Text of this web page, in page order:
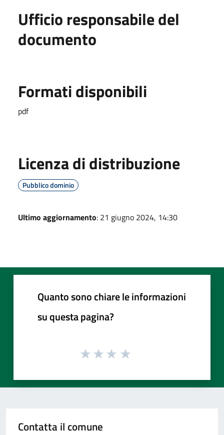
Ufficio responsabile del
documento
Formati disponibili
pdf
Licenza di distribuzione
Pubblico dominio
Ultimo aggiornamento: 21 giugno 2024, 14:30
Quanto sono chiare le informazioni
su questa pagina?
Contatta il comune